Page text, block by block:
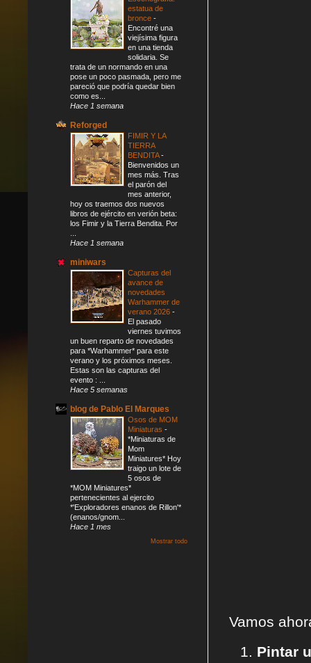
Vamos
Pintar
estatua de
bronce -
Encontré una
viejísima figura
en una tienda
solidaria. Se
trata de un normando en una
pose un poco pasmada, pero me
pareció que podría quedar bien
como es...
Hace 1 semana
Reforged
FIMIR Y LA
TIERRA
BENDITA-
Bienvenidos un
mes más. Tras
el parón del
mes anterior,
hoy os traemos dos nuevos
libros de ejército en verión beta:
los Fimir y la Tierra Bendita. Por
Hace 1 semana
miniwars
Capturas del
avance de
novedades
Warhammer de
verano 2026 -
El pasado
viernes tuvimos
un buen reparto de novedades
para *Warhammer* para este
verano y los próximos meses.
Estas son las capturas del
evento : ...
Hace 5 semanas
blog de Pablo El Marques
Osos de MOM
Miniaturas -
*Miniaturas de
Mom
Miniatures* Hoy
traigo un lote de
5 osos de
*MOM Miniatures*
pertenecientes al ejercito
*'Exploradores enanos de Rillon'*
(enanos/gnom...
Hace 1 mes
Mostrar todo